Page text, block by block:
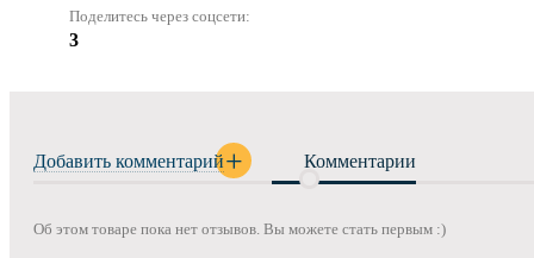
Поделитесь через соцсети:
3
Добавить комментарий Комментарии
Об этом товаре пока нет отзывов. Вы можете стать первым :)